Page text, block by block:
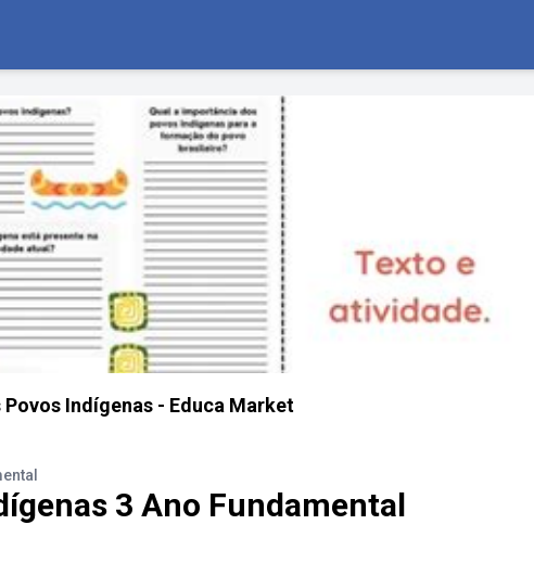
Indígenas - Educa Market
3 Ano Fundamental